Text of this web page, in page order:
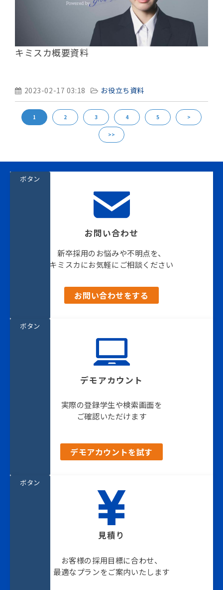
キミスカ概要資料
2023-02-17 03:18 お役立ち資料
1 2 3 4 5 >
>>
お問い合わせ
新卒採用のお悩みや不明点を、
キミスカにお気軽にご相談ください
ボタン
お問い合わせをする
デモアカウント
実際の登録学生や検索画面を
ご確認いただけます
ボタン
デモアカウントを試す
見積り
お客様の採用目標に合わせ、
最適なプランをご案内いたします
ボタン